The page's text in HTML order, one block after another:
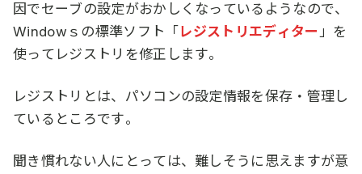
因でセーブの設定がおかしくなっているようなので、
Windowｓの標準ソフト「 レジストリエディター 」を
使ってレジストリを修正します。
レジストリとは、パソコンの設定情報を保存・管理し
ているところです。
聞き慣れない人にとっては、難しそうに思えますが意